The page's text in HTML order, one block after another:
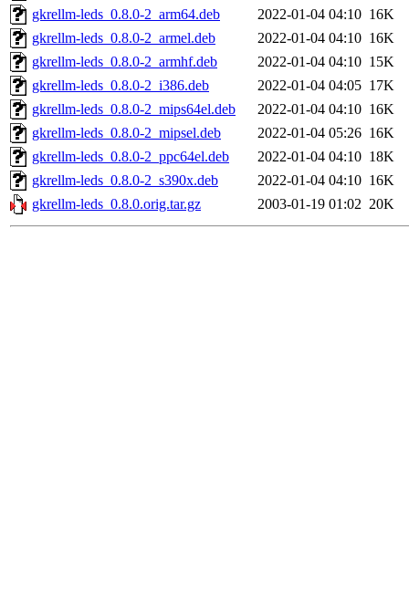
gkrellm-leds_0.8.0-2_arm64.deb
2022-01-04 04:10 16K
gkrellm-leds_0.8.0-2_armel.deb
2022-01-04 04:10 16K
gkrellm-leds_0.8.0-2_armhf.deb
2022-01-04 04:10 15K
gkrellm-leds_0.8.0-2_i386.deb
2022-01-04 04:05 17K
gkrellm-leds_0.8.0-2_mips64el.deb
2022-01-04 04:10 16K
gkrellm-leds_0.8.0-2_mipsel.deb
2022-01-04 05:26 16K
gkrellm-leds_0.8.0-2_ppc64el.deb
2022-01-04 04:10 18K
gkrellm-leds_0.8.0-2_s390x.deb
2022-01-04 04:10 16K
gkrellm-leds_0.8.0.orig.tar.gz
2003-01-19 01:02 20K